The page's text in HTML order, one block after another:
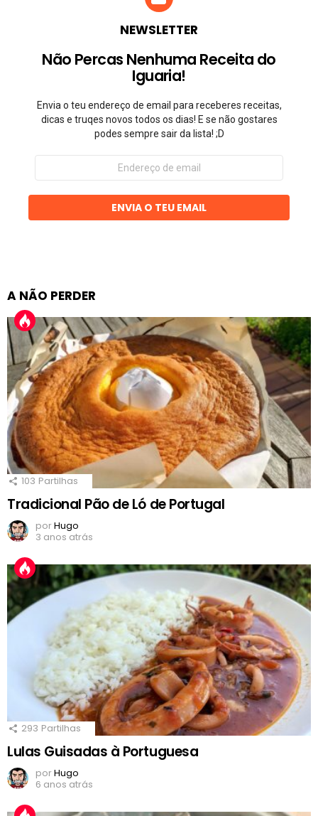
NEWSLETTER
Não Percas Nenhuma Receita do
Iguaria!
Envia o teu endereço de email para receberes receitas,
dicas e truqes novos todos os dias! E se não gostares
podes sempre sair da lista! ;D
Endereço
email
ENVIA O TEU EMAIL
A NÃO PERDER
103 Partilhas
Tradicional Pão de Ló de Portugal
porHugo
3 anos atrás
293 Partilhas
Lulas Guisadas à Portuguesa
porHugo
6 anos atrás